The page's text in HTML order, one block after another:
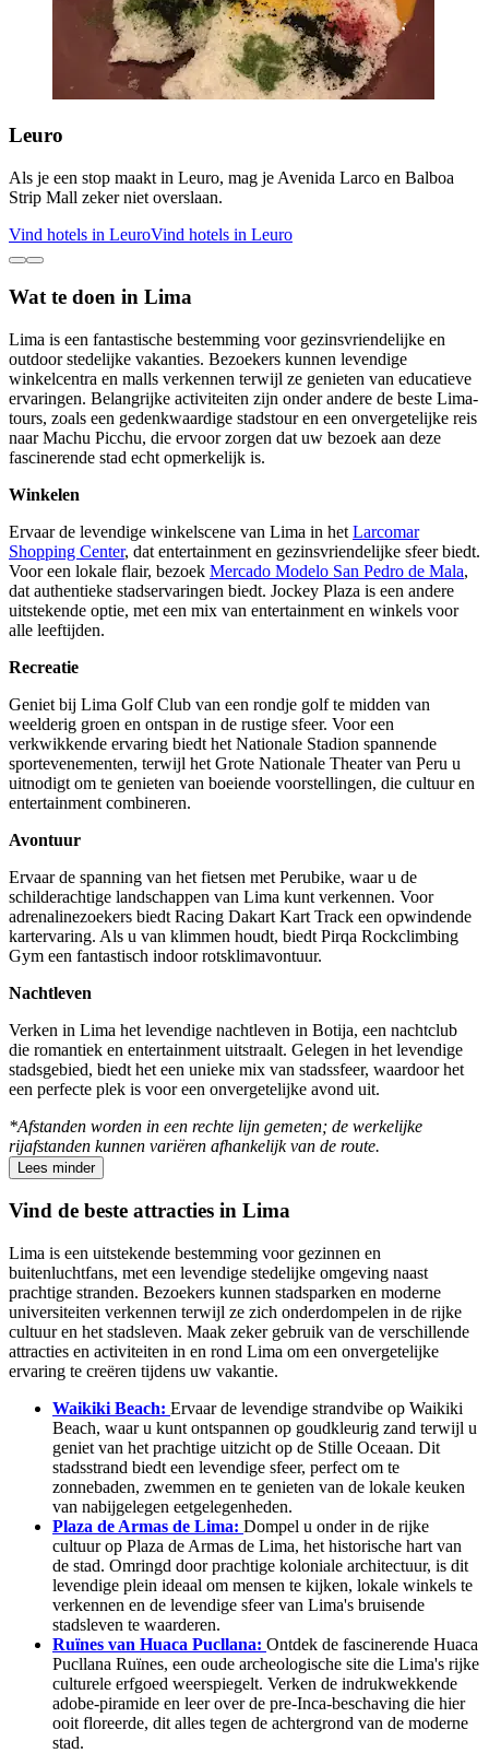
Leuro
Als je een stop maakt in Leuro, mag je Avenida Larco en Balboa
Strip Mall zeker niet overslaan.
Vind hotels in LeuroVind hotels in Leuro
Wat te doen in Lima
Lima is een fantastische bestemming voor gezinsvriendelijke en
outdoor stedelijke vakanties. Bezoekers kunnen levendige
winkelcentra en malls verkennen terwijl ze genieten van educatieve
ervaringen. Belangrijke activiteiten zijn onder andere de beste Lima-
tours, zoals een gedenkwaardige stadstour en een onvergetelijke reis
naar Machu Picchu, die ervoor zorgen dat uw bezoek aan deze
fascinerende stad echt opmerkelijk is.
Winkelen
Ervaar de levendige winkelscene van Lima in het Larcomar
Shopping Center, dat entertainment en gezinsvriendelijke sfeer biedt.
Voor een lokale flair, bezoek Mercado Modelo San Pedro de Mala,
dat authentieke stadservaringen biedt. Jockey Plaza is een andere
uitstekende optie, met een mix van entertainment en winkels voor
alle leeftijden.
Recreatie
Geniet bij Lima Golf Club van een rondje golf te midden van
weelderig groen en ontspan in de rustige sfeer. Voor een
verkwikkende ervaring biedt het Nationale Stadion spannende
sportevenementen, terwijl het Grote Nationale Theater van Peru u
uitnodigt om te genieten van boeiende voorstellingen, die cultuur en
entertainment combineren.
Avontuur
Ervaar de spanning van het fietsen met Perubike, waar u de
schilderachtige landschappen van Lima kunt verkennen. Voor
adrenalinezoekers biedt Racing Dakart Kart Track een opwindende
kartervaring. Als u van klimmen houdt, biedt Pirqa Rockclimbing
Gym een fantastisch indoor rotsklimavontuur.
Nachtleven
Verken in Lima het levendige nachtleven in Botija, een nachtclub
die romantiek en entertainment uitstraalt. Gelegen in het levendige
stadsgebied, biedt het een unieke mix van stadssfeer, waardoor het
een perfecte plek is voor een onvergetelijke avond uit.
*Afstanden worden in een rechte lijn gemeten; de werkelijke
rijafstanden kunnen variëren afhankelijk van de route.
Lees minder
Vind de beste attracties in Lima
Lima is een uitstekende bestemming voor gezinnen en
buitenluchtfans, met een levendige stedelijke omgeving naast
prachtige stranden. Bezoekers kunnen stadsparken en moderne
universiteiten verkennen terwijl ze zich onderdompelen in de rijke
cultuur en het stadsleven. Maak zeker gebruik van de verschillende
attracties en activiteiten in en rond Lima om een onvergetelijke
ervaring te creëren tijdens uw vakantie.
Waikiki Beach: Ervaar de levendige strandvibe op Waikiki
Beach, waar u kunt ontspannen op goudkleurig zand terwijl u
geniet van het prachtige uitzicht op de Stille Oceaan. Dit
stadsstrand biedt een levendige sfeer, perfect om te
zonnebaden, zwemmen en te genieten van de lokale keuken
van nabijgelegen eetgelegenheden.
Plaza de Armas de Lima: Dompel u onder in de rijke
cultuur op Plaza de Armas de Lima, het historische hart van
de stad. Omringd door prachtige koloniale architectuur, is dit
levendige plein ideaal om mensen te kijken, lokale winkels te
verkennen en de levendige sfeer van Lima's bruisende
stadsleven te waarderen.
Ruïnes van Huaca Pucllana: Ontdek de fascinerende Huaca
Pucllana Ruïnes, een oude archeologische site die Lima's rijke
culturele erfgoed weerspiegelt. Verken de indrukwekkende
adobe-piramide en leer over de pre-Inca-beschaving die hier
ooit floreerde, dit alles tegen de achtergrond van de moderne
stad.